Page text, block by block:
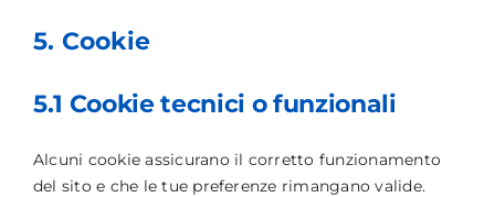
5. Cookie
5.1 Cookie tecnici o funzionali
Alcuni cookie assicurano il corretto funzionamento
del sito e che le tue preferenze rimangano valide.